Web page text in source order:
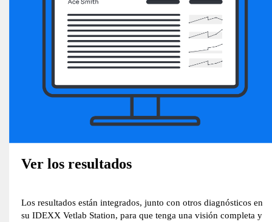
Ver los resultados
Los resultados están integrados, junto con otros diagnósticos en
su IDEXX Vetlab Station, para que tenga una visión completa y